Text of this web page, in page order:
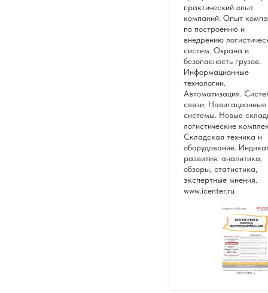
практический опыт
компаний. Опыт
по построению и
внедрению
систем. Охрана и
безопасность грузов.
Информационные
технологии.
Автоматизация.
связи. Навигационные
системы. Новые
логистические
Складская техника и
оборудование.
развития: аналитика,
обзоры, статистика,
экспертные мнения.
www.icenter.ru